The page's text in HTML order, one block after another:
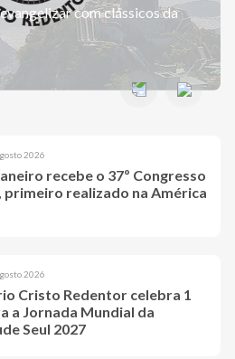
com clássicos da
2026
recebe o 37º Congresso
primeiro realizado na América
2026
Cristo Redentor celebra 1
a Jornada Mundial da
Seul 2027